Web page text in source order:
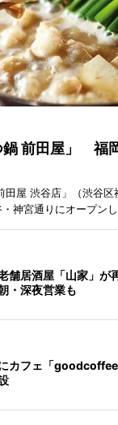
鍋 前田屋」 福
田屋 渋谷店」（渋谷
神宮通りにオープンし
舗居酒屋「山家」
・深夜営業も
カフェ「